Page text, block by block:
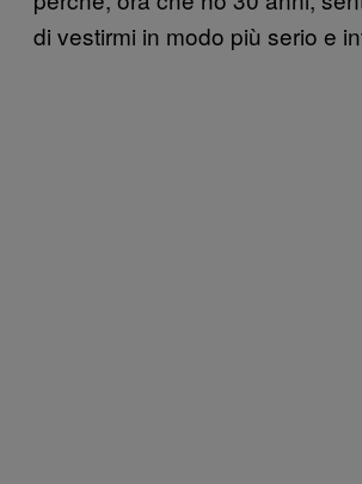
di vestirmi in modo più serio e